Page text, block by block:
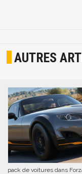
AUTRES
pack de voitures dans